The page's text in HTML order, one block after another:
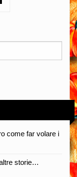
come far volare i
storie…